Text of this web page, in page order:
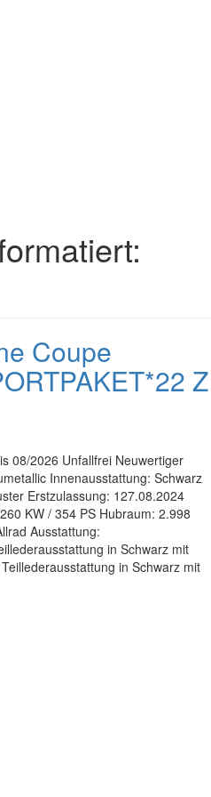
Coupe
Z
08/2026 Unfallfrei Neuwertiger
Innenausstattung: Schwarz
Erstzulassung: 127.08.2024
KW / 354 PS Hubraum: 2.998
Ausstattung:
in Schwarz mit
in Schwarz mit